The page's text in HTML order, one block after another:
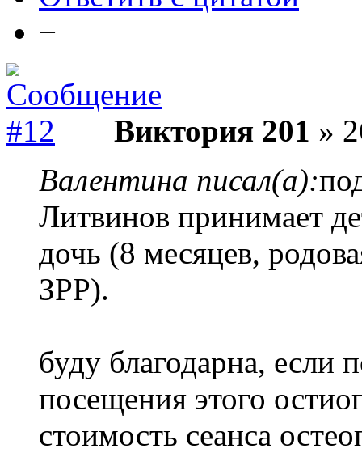
−
Виктория 201 »
Валентина писал(а):
Литвинов принимает
дочь (8 месяцев,
ЗРР).
буду благодарна, если
посещения этого
стоимость сеанса